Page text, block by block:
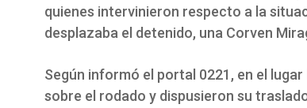
quienes intervinieron respecto a la
desplazaba el detenido, una Corven
Según informó el portal 0221, en el
sobre el rodado y dispusieron su